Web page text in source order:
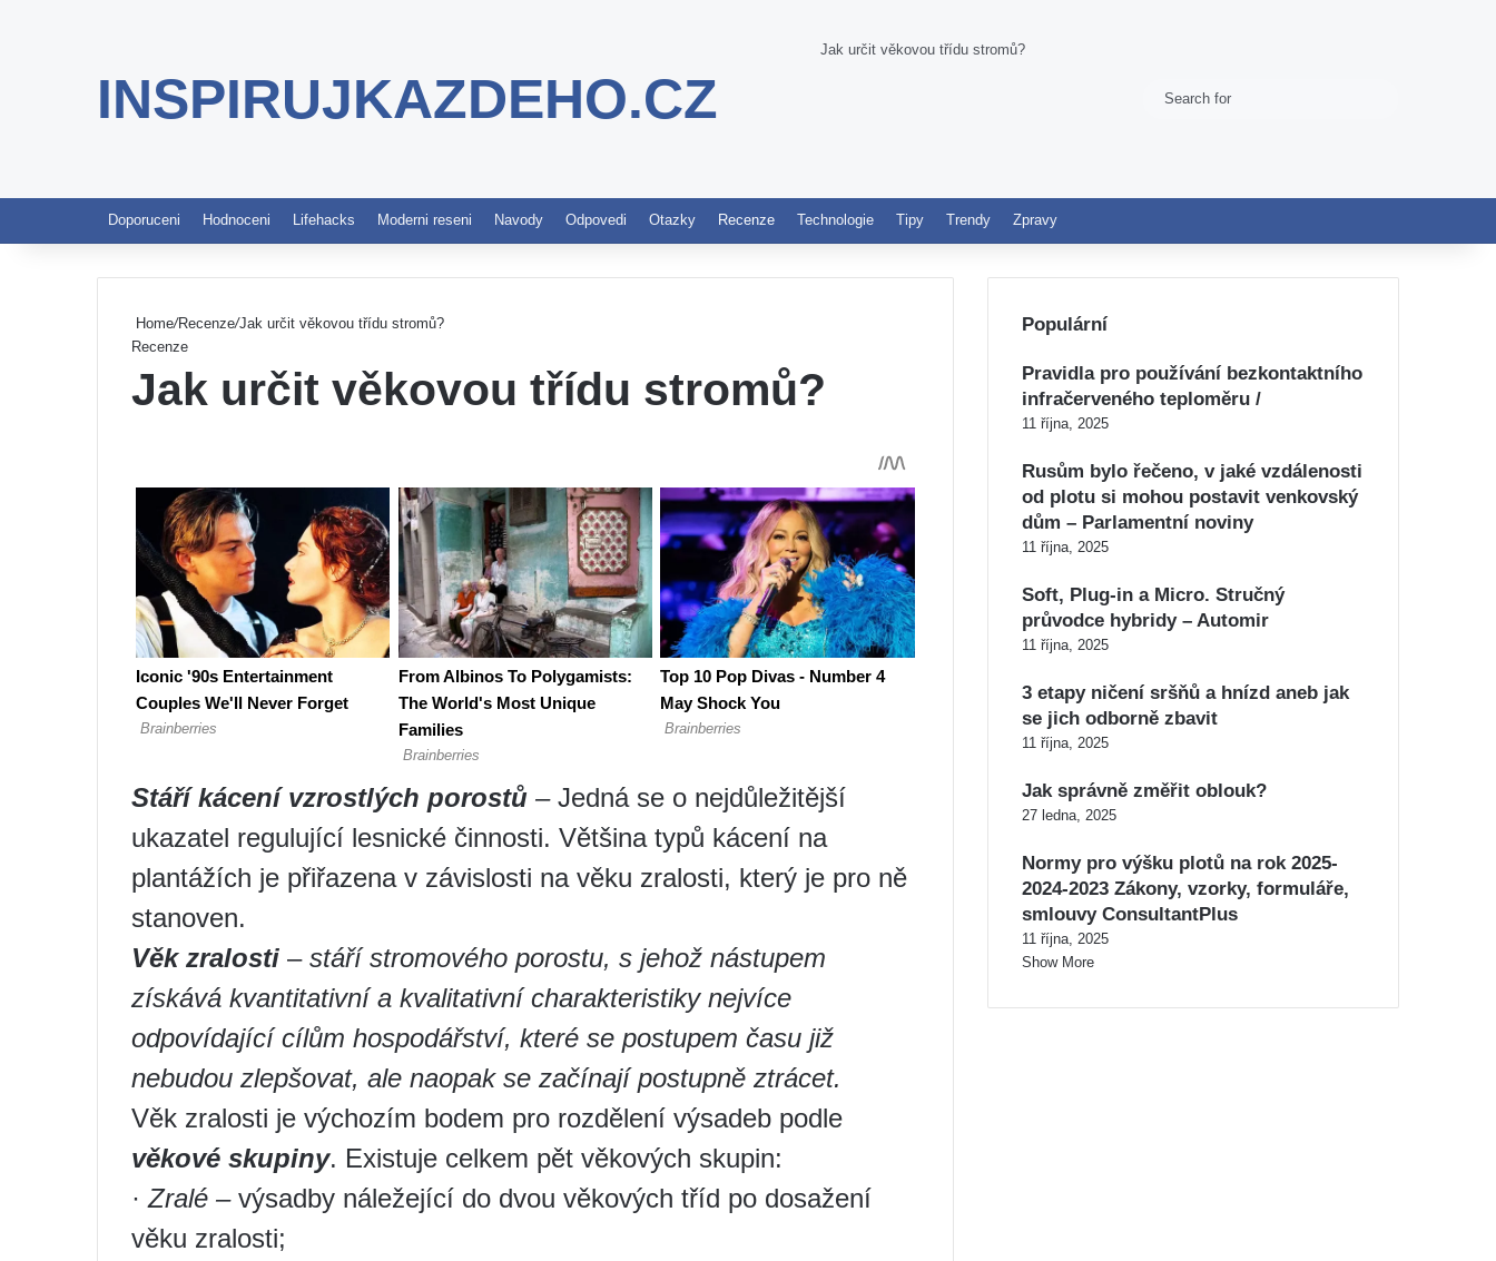
INSPIRUJKAZDEHO.CZ
Jak určit věkovou třídu stromů?
Switch skin
Doporuceni Hodnoceni Lifehacks Moderni reseni Navody Odpovedi Otazky Recenze Technologie Tipy Trendy Zpravy
Home/Recenze/Jak určit věkovou třídu stromů?
Recenze
Jak určit věkovou třídu stromů?
Stáří kácení vzrostlých porostů –Jedná se o nejdůležitější
ukazatel regulující lesnické činnosti. Většina typů kácení na
plantážích je přiřazena v závislosti na věku zralosti, který je pro ně
stanoven.
Věk zralosti – stáří stromového porostu, s jehož nástupem
získává kvantitativní a kvalitativní charakteristiky nejvíce
odpovídající cílům hospodářství, které se postupem času již
nebudou zlepšovat, ale naopak se začínají postupně ztrácet.
Věk zralosti je výchozím bodem pro rozdělení výsadeb podle
věkové skupiny. Existuje celkem pět věkových skupin:
·Zralé –výsadby náležející do dvou věkových tříd po dosažení
věku zralosti;
Populární
Pravidla pro používání bezkontaktního
infračerveného teploměru /
11 října, 2025
Rusům bylo řečeno, v jaké vzdálenosti
od plotu si mohou postavit venkovský
dům – Parlamentní noviny
11 října, 2025
Soft, Plug-in a Micro. Stručný
průvodce hybridy – Automir
11 října, 2025
3 etapy ničení sršňů a hnízd aneb jak
se jich odborně zbavit
11 října, 2025
Jak správně změřit oblouk?
27 ledna, 2025
Normy pro výšku plotů na rok 2025-
2024-2023 Zákony, vzorky, formuláře,
smlouvy ConsultantPlus
11 října, 2025
Show More